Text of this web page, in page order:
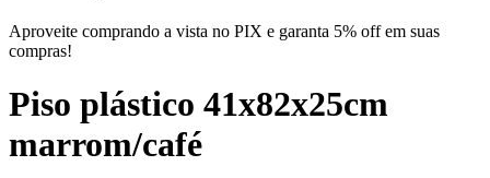
Aproveite comprando a vista no PIX e garanta 5% off em suas
compras!
Piso plástico 41x82x25cm
marrom/café